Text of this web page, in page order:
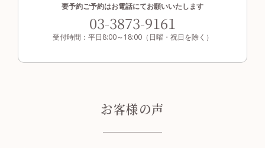
要予約ご予約はお電話にてお願いいたします
03-3873-9161
受付時間：平日8:00～18:00（日曜・祝日を除く）
お客様の声